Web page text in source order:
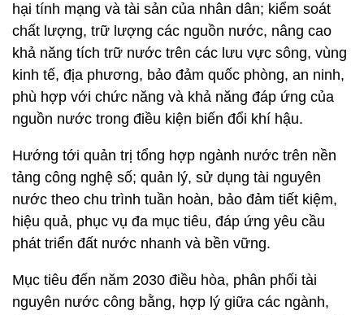
hại tính mạng và tài sản của nhân dân; kiểm soát
chất lượng, trữ lượng các nguồn nước, nâng cao
khả năng tích trữ nước trên các lưu vực sông, vùng
kinh tế, địa phương, bảo đảm quốc phòng, an ninh,
phù hợp với chức năng và khả năng đáp ứng của
nguồn nước trong điều kiện biến đổi khí hậu.
Hướng tới quản trị tổng hợp ngành nước trên nền
tảng công nghệ số; quản lý, sử dụng tài nguyên
nước theo chu trình tuần hoàn, bảo đảm tiết kiệm,
hiệu quả, phục vụ đa mục tiêu, đáp ứng yêu cầu
phát triển đất nước nhanh và bền vững.
Mục tiêu đến năm 2030 điều hòa, phân phối tài
nguyên nước công bằng, hợp lý giữa các ngành,